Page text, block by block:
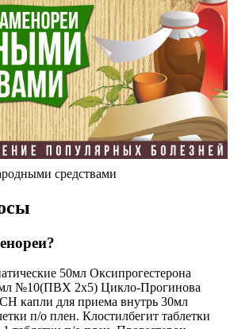
средствами
50мл Оксипрогестерона
№10(ПВХ 2х5) Цикло-Прогинова
капли для приема внутрь 30мл
п/о плен. Клостилбегит таблетки